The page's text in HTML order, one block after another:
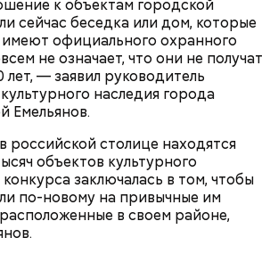
к объектам городской
сейчас беседка или дом, которые
официального охранного
не означает, что они не получат
лет, — заявил руководитель
наследия города
Емельянов.
российской столице находятся
объектов культурного
заключалась в том, чтобы
по-новому на привычные им
в своем районе,
палача, святой Николай спас от
невинно осужденных